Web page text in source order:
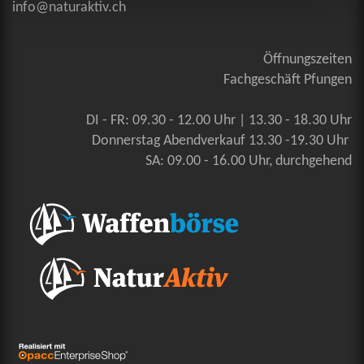
info@naturaktiv.ch
Öffnungszeiten
Fachgeschäft Pfungen
DI - FR: 09.30 - 12.00 Uhr | 13.30 - 18.30 Uhr
Donnerstag Abendverkauf 13.30 -19.30 Uhr
SA: 09.00 - 16.00 Uhr, durchgehend